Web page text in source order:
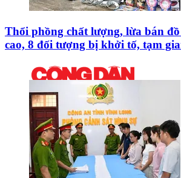
Thổi phồng chất lượng, lừa bán
cao, 8 đối tượng bị khởi tố, tạm